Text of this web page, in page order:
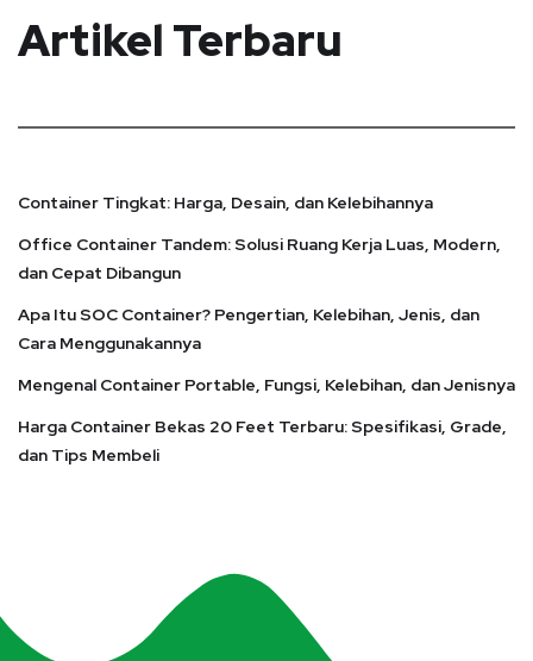
Artikel Terbaru
Container Tingkat: Harga, Desain, dan Kelebihannya
Office Container Tandem: Solusi Ruang Kerja Luas, Modern,
dan Cepat Dibangun
Apa Itu SOC Container? Pengertian, Kelebihan, Jenis, dan
Cara Menggunakannya
Mengenal Container Portable, Fungsi, Kelebihan, dan Jenisnya
Harga Container Bekas 20 Feet Terbaru: Spesifikasi, Grade,
dan Tips Membeli